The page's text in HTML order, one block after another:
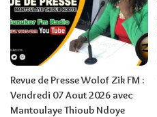
Revue de Presse Wolof Zik FM :
Vendredi 07 Aout 2026 avec
Mantoulaye Thioub Ndoye